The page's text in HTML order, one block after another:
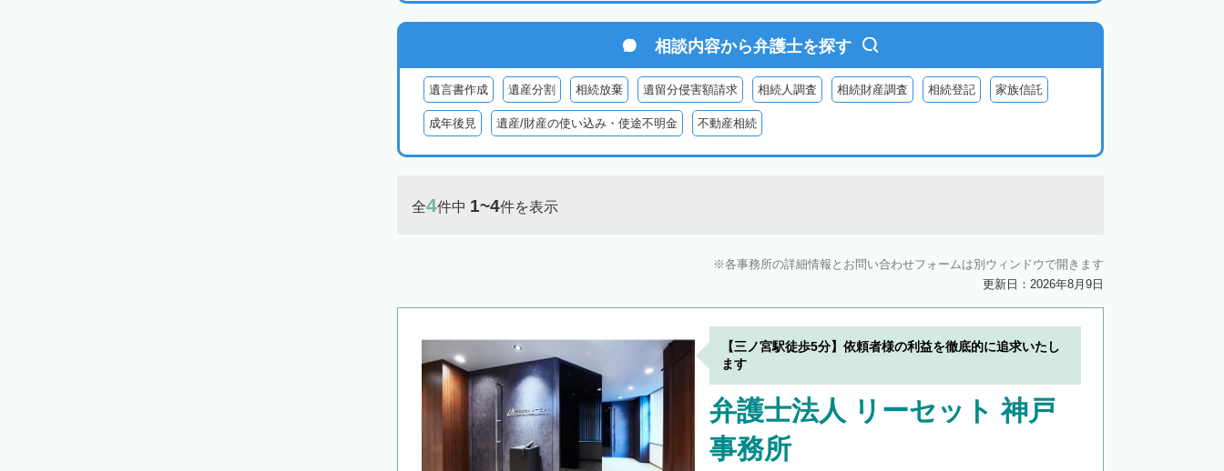
相談内容から弁護士を探す
遺言書作成 遺産分割 相続放棄 遺留分侵害額請求 相続人調査 相続財産調査 相続登記 家族信託
成年後見 遺産/財産の使い込み・使途不明金 不動産相続
全4件中 1~4件を表示
各事務所の詳細情報とお問い合わせフォームは別ウィンドウで開きます
更新日：2026年8月9日
【三ノ宮駅徒歩5分】依頼者様の利益を徹底的に追求いたし
ます
弁護士法人 リーセット 神戸
事務所